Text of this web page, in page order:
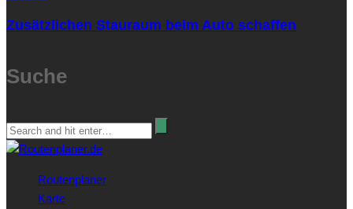
Zusätzlichen Stauraum beim Auto schaffen
Suche
Routenplaner
Karte